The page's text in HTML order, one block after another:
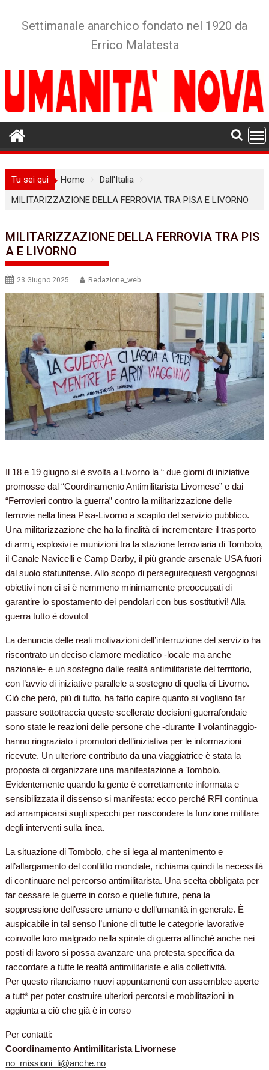
Settimanale anarchico fondato nel 1920 da
Errico Malatesta
Tu sei qui Home
Dall'Italia
MILITARIZZAZIONE DELLA FERROVIA TRA PISA E LIVORNO
MILITARIZZAZIONE DELLA FERROVIA TRA PIS
A E LIVORNO
23 Giugno 2025 Redazione_web
Il 18 e 19 giugno si è svolta a Livorno la “ due giorni di iniziative
promosse dal “Coordinamento Antimilitarista Livornese” e dai
“Ferrovieri contro la guerra” contro la militarizzazione delle
ferrovie nella linea Pisa-Livorno a scapito del servizio pubblico.
Una militarizzazione che ha la finalità di incrementare il trasporto
di armi, esplosivi e munizioni tra la stazione ferroviaria di Tombolo,
il Canale Navicelli e Camp Darby, il più grande arsenale USA fuori
dal suolo statunitense. Allo scopo di perseguirequesti vergognosi
obiettivi non ci si è nemmeno minimamente preoccupati di
garantire lo spostamento dei pendolari con bus sostitutivi! Alla
guerra tutto è dovuto!
La denuncia delle reali motivazioni dell’interruzione del servizio ha
riscontrato un deciso clamore mediatico -locale ma anche
nazionale- e un sostegno dalle realtà antimilitariste del territorio,
con l’avvio di iniziative parallele a sostegno di quella di Livorno.
Ciò che però, più di tutto, ha fatto capire quanto si vogliano far
passare sottotraccia queste scellerate decisioni guerrafondaie
sono state le reazioni delle persone che -durante il volantinaggio-
hanno ringraziato i promotori dell’iniziativa per le informazioni
ricevute. Un ulteriore contributo da una viaggiatrice è stata la
proposta di organizzare una manifestazione a Tombolo.
Evidentemente quando la gente è correttamente informata e
sensibilizzata il dissenso si manifesta: ecco perché RFI continua
ad arrampicarsi sugli specchi per nascondere la funzione militare
degli interventi sulla linea.
La situazione di Tombolo, che si lega al mantenimento e
all’allargamento del conflitto mondiale, richiama quindi la necessità
di continuare nel percorso antimilitarista. Una scelta obbligata per
far cessare le guerre in corso e quelle future, pena la
soppressione dell’essere umano e dell’umanità in generale. È
auspicabile in tal senso l’unione di tutte le categorie lavorative
coinvolte loro malgrado nella spirale di guerra affinché anche nei
posti di lavoro si possa avanzare una protesta specifica da
raccordare a tutte le realtà antimilitariste e alla collettività.
Per questo rilanciamo nuovi appuntamenti con assemblee aperte
a tutt* per poter costruire ulteriori percorsi e mobilitazioni in
aggiunta a ciò che già è in corso
Per contatti:
Coordinamento Antimilitarista Livornese
no_missioni_li@anche.no